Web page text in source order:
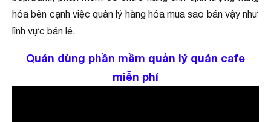
hóa bên cạnh việc quản lý hàng hóa mua sao bán vậy như
lĩnh vực bán lẻ.
Quán dùng phần mềm quản lý quán cafe
miễn phí